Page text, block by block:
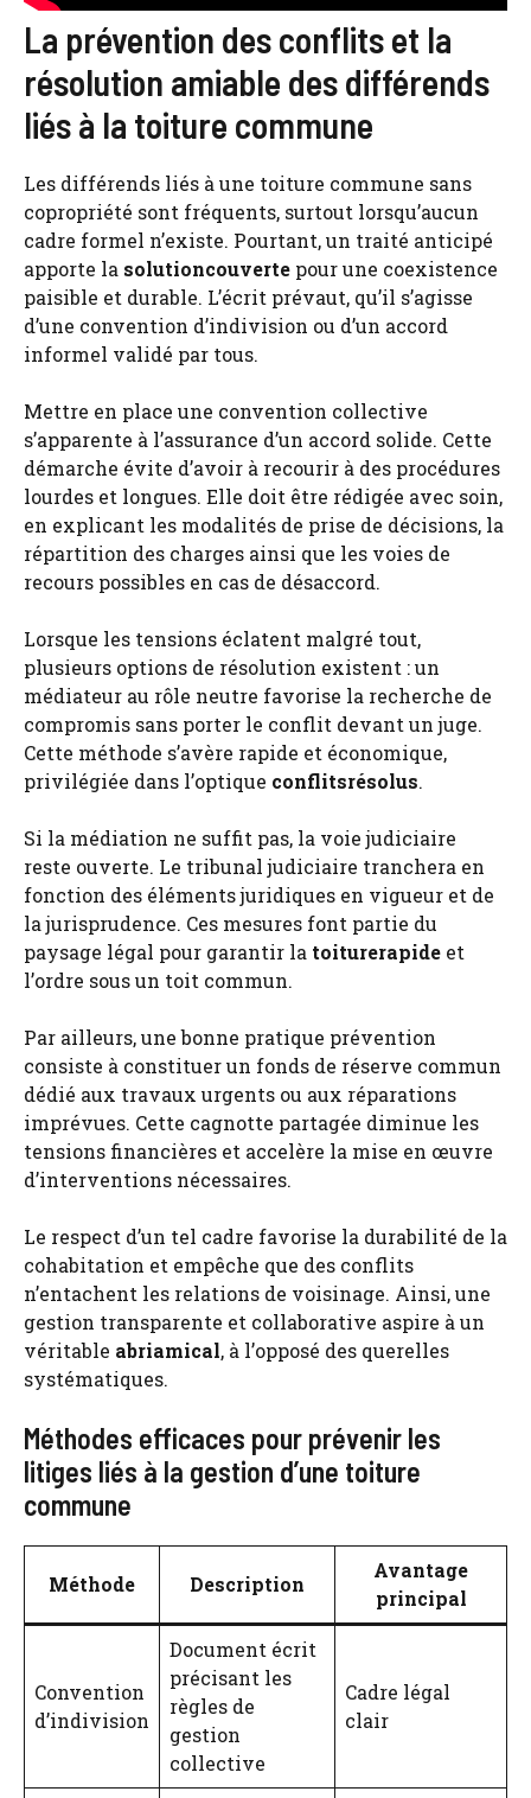
La prévention des conflits et la
résolution amiable des différends
liés à la toiture commune
Les différends liés à une toiture commune sans
copropriété sont fréquents, surtout lorsqu’aucun
cadre formel n’existe. Pourtant, un traité anticipé
apporte la solutioncouverte pour une coexistence
paisible et durable. L’écrit prévaut, qu’il s’agisse
d’une convention d’indivision ou d’un accord
informel validé par tous.
Mettre en place une convention collective
s’apparente à l’assurance d’un accord solide. Cette
démarche évite d’avoir à recourir à des procédures
lourdes et longues. Elle doit être rédigée avec soin,
en explicant les modalités de prise de décisions, la
répartition des charges ainsi que les voies de
recours possibles en cas de désaccord.
Lorsque les tensions éclatent malgré tout,
plusieurs options de résolution existent : un
médiateur au rôle neutre favorise la recherche de
compromis sans porter le conflit devant un juge.
Cette méthode s’avère rapide et économique,
privilégiée dans l’optique conflitsrésolus.
Si la médiation ne suffit pas, la voie judiciaire
reste ouverte. Le tribunal judiciaire tranchera en
fonction des éléments juridiques en vigueur et de
la jurisprudence. Ces mesures font partie du
paysage légal pour garantir la toiturerapide et
l’ordre sous un toit commun.
Par ailleurs, une bonne pratique prévention
consiste à constituer un fonds de réserve commun
dédié aux travaux urgents ou aux réparations
imprévues. Cette cagnotte partagée diminue les
tensions financières et accelère la mise en œuvre
d’interventions nécessaires.
Le respect d’un tel cadre favorise la durabilité de la
cohabitation et empêche que des conflits
n’entachent les relations de voisinage. Ainsi, une
gestion transparente et collaborative aspire à un
véritable abriamical, à l’opposé des querelles
systématiques.
Méthodes efficaces pour prévenir les
litiges liés à la gestion d’une toiture
commune
Méthode Description
Avantage
principal
Convention
d’indivision
Document écrit
précisant les
règles de
gestion
collective
Cadre légal
clair